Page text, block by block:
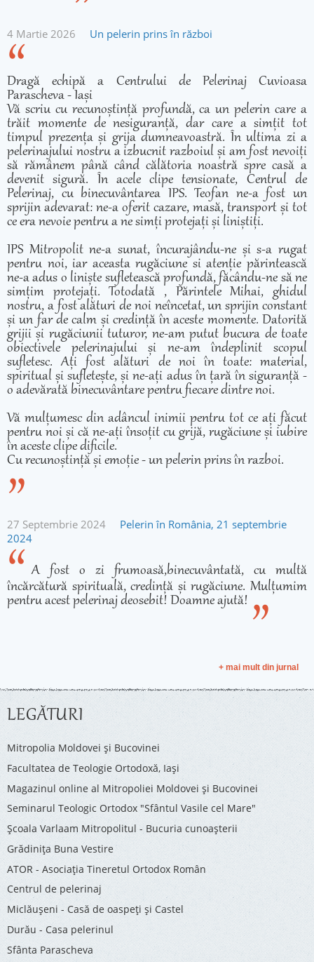
4 Martie 2026 Un pelerin prins în război
Dragă echipă a Centrului de Pelerinaj Cuvioasa
Parascheva - Iași
Vă scriu cu recunoștință profundă, ca un pelerin care a
trăit momente de nesiguranță, dar care a simțit tot
timpul prezența și grija dumneavoastră. În ultima zi a
pelerinajului nostru a izbucnit razboiul și am fost nevoiți
să rămânem până când călătoria noastră spre casă a
devenit sigură. În acele clipe tensionate, Centrul de
Pelerinaj, cu binecuvântarea IPS. Teofan ne-a fost un
sprijin adevarat: ne-a oferit cazare, masă, transport și tot
ce era nevoie pentru a ne simți protejați și liniștiți.
IPS Mitropolit ne-a sunat, încurajându-ne și s-a rugat
pentru noi, iar aceasta rugăciune si atenție părintească
ne-a adus o liniște sufletească profundă, făcându-ne să ne
simțim protejați. Totodată , Părintele Mihai, ghidul
nostru, a fost alături de noi neîncetat, un sprijin constant
și un far de calm și credință în aceste momente. Datorită
grijii și rugăciunii tuturor, ne-am putut bucura de toate
obiectivele pelerinajului și ne-am îndeplinit scopul
sufletesc. Ați fost alături de noi în toate: material,
spiritual și sufletește, și ne-ați adus în țară în siguranță -
o adevărată binecuvântare pentru fiecare dintre noi.
Vă mulțumesc din adâncul inimii pentru tot ce ați făcut
pentru noi și că ne-ați însoțit cu grijă, rugăciune și iubire
în aceste clipe dificile.
Cu recunoștință și emoție - un pelerin prins în razboi.
27 Septembrie 2024
Pelerin în România, 21 septembrie
2024
A fost o zi frumoasă,binecuvântată, cu multă
încărcătură spirituală, credință și rugăciune. Mulțumim
pentru acest pelerinaj deosebit! Doamne ajută!
+ mai mult din jurnal
LEGĂTURI
Mitropolia Moldovei și Bucovinei
Facultatea de Teologie Ortodoxă, Iaşi
Magazinul online al Mitropoliei Moldovei și Bucovinei
Seminarul Teologic Ortodox "Sfântul Vasile cel Mare"
Şcoala Varlaam Mitropolitul - Bucuria cunoaşterii
Grădinița Buna Vestire
ATOR - Asociaţia Tineretul Ortodox Român
Centrul de pelerinaj
Miclăușeni - Casă de oaspeţi şi Castel
Durău - Casa pelerinul
Sfânta Parascheva